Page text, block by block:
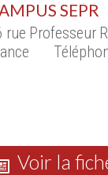
SEPR
rue Professeur
Voir la